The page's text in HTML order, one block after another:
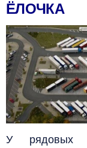
ЁЛОЧКА
У рядовых